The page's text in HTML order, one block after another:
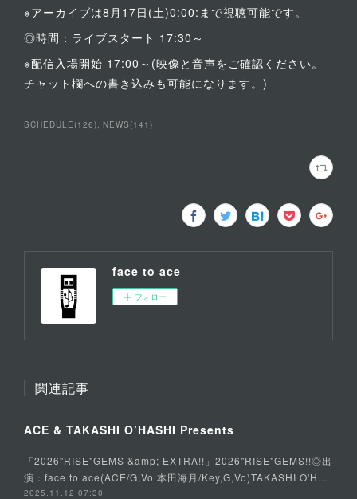
※アーカイブは8月17日(土)0:00:まで視聴可能です。
◎時間：ライブスタート 17:30～
※配信入場開始 17:00～(映像と音声をご確認ください。
チャット欄への書き込みも可能になります。)
SCHEDULE (126) NEWS (141 )
face to ace
フォロー
関連記事
ACE & TAKASHI O’HASHI Presents
「2026"RISE"GEMS &amp; EXTRA!!」2026"RISE"GEMS!!◎出
演：face to ace(ACE/G,Vo 本田海月/Key,G,Vo)TAKASHI O'H…
2025.11.12 07:30